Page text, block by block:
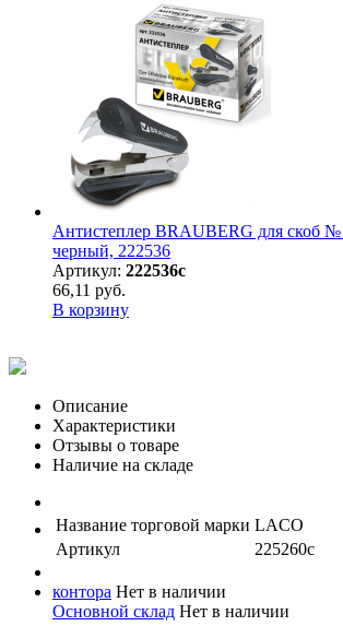
Антистеплер BRAUBERG для скоб
черный, 222536
Артикул: 222536с
66,11 руб.
В корзину
Описание
Характеристики
Отзывы о товаре
Наличие на складе
Название торговой марки LACO
Артикул
225260с
контора Нет в наличии
Основной склад Нет в наличии